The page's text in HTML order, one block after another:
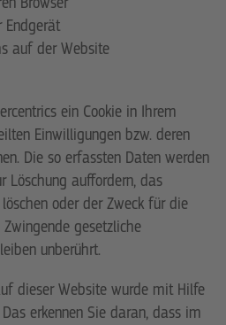
Endgerät
auf der Website
ein Cookie in Ihrem
Einwilligungen bzw. deren
Die so erfassten Daten werden
Löschung auffordern, das
oder der Zweck für die
gesetzliche
unberührt.
dieser Website wurde mit Hilfe
erkennen Sie daran, dass im